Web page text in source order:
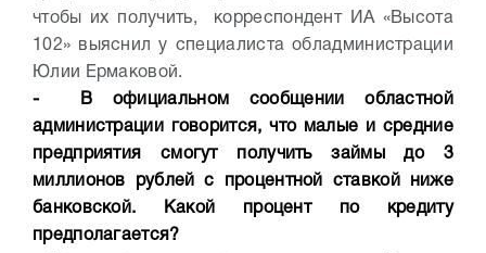
чтобы их получить, корреспондент ИА «Высота
102» выяснил у специалиста обладминистрации
Юлии Ермаковой.
- В официальном сообщении областной
администрации говорится, что малые и средние
предприятия смогут получить займы до 3
миллионов рублей с процентной ставкой ниже
банковской. Какой процент по кредиту
предполагается?